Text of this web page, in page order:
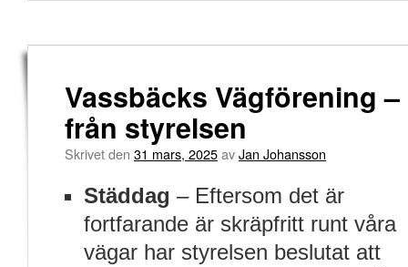
Vassbäcks Vägförening
från styrelsen
Skrivet den 31 mars, 2025avJan Johansson
Städdag – Eftersom det är
fortfarande är skräpfritt runt våra
vägar har styrelsen beslutat att